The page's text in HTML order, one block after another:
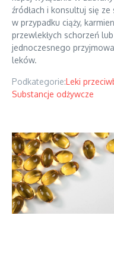
źródłach i konsultuj się ze
w przypadku ciąży,
przewlekłych schorzeń lub
jednoczesnego
leków.
Podkategorie:Leki
Substancje odżywcze